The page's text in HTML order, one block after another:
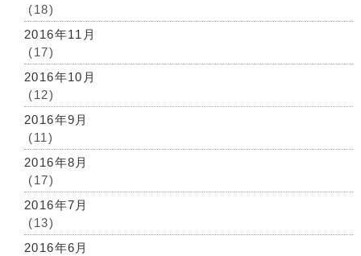
(18)
2016年11月
(17)
2016年10月
(12)
2016年9月
(11)
2016年8月
(17)
2016年7月
(13)
2016年6月